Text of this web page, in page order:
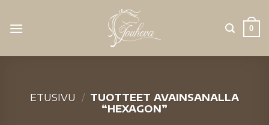
0
ETUSIVU / TUOTTEET AVAINSANALLA
“HEXAGON”